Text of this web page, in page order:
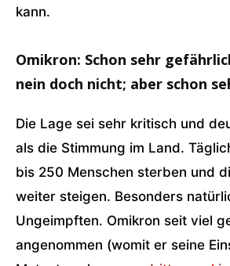
kann.
Omikron: Schon sehr
nein doch nicht; aber schon
Die Lage sei sehr kritisch und
als die Stimmung im Land.
bis 250 Menschen sterben und
weiter steigen. Besonders
Ungeimpften. Omikron seit viel
angenommen (womit er seine